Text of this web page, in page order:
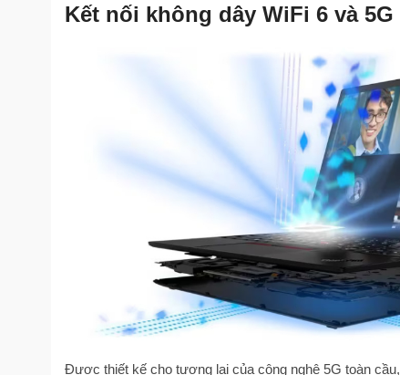
Kết nối không dây WiFi 6 và 5G
Được thiết kế cho tương lai của công nghệ 5G toàn